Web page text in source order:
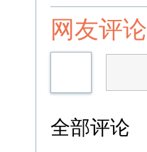
网友评论
全部评论